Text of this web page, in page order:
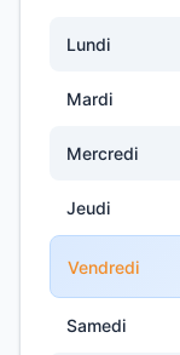
Lundi
Mardi
Mercredi
Jeudi
Vendredi
Samedi